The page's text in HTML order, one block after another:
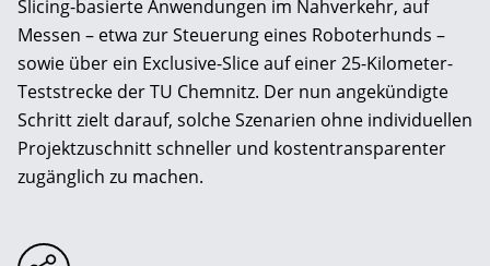
Slicing-basierte Anwendungen im Nahverkehr, auf
Messen – etwa zur Steuerung eines Roboterhunds –
sowie über ein Exclusive-Slice auf einer 25-Kilometer-
Teststrecke der TU Chemnitz. Der nun angekündigte
Schritt zielt darauf, solche Szenarien ohne individuellen
Projektzuschnitt schneller und kostentransparenter
zugänglich zu machen.